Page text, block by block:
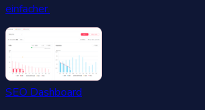
einfacher.
SEO Dashboard